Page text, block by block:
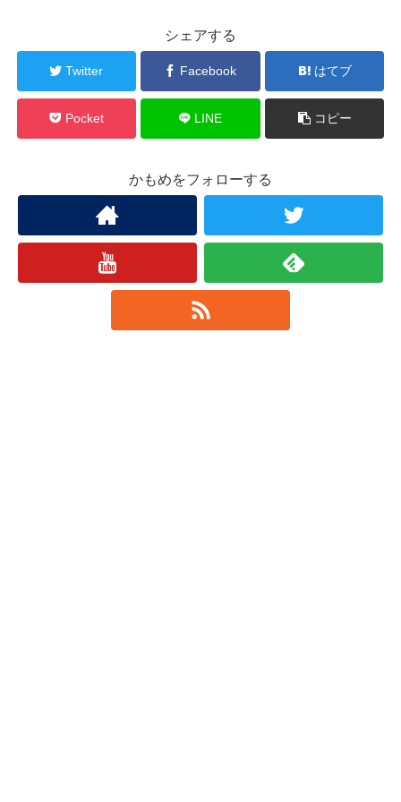
シェアする
Twitter Facebook はてブ
Pocket LINE コピー
かもめをフォローする